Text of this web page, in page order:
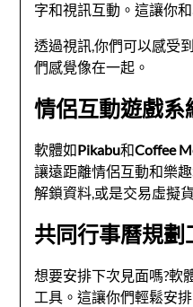
字和視訊互動。這讓你
透過視訊,你們可以感受
們感覺像在一起。
情侶互動遊戲系
軟體如Pikabu和Coffee
讓遠距離情侶互動和樂
解鎖資料,或是交易虛擬
共同行事曆規劃
想要安排下次見面嗎?軟
工具。這讓你們輕鬆安